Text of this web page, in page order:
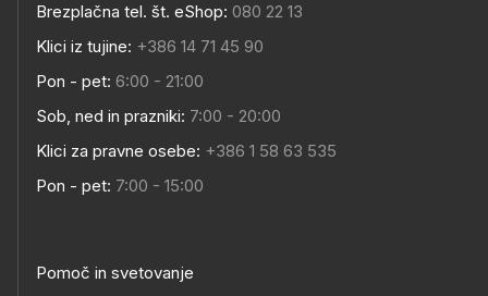
Brezplačna tel. št. eShop: 080 22 13
Klici iz tujine: +386 14 71 45 90
Pon - pet: 6:00 - 21:00
Sob, ned in prazniki: 7:00 - 20:00
Klici za pravne osebe: +386 1 58 63 535
Pon - pet: 7:00 - 15:00
Pomoč in svetovanje